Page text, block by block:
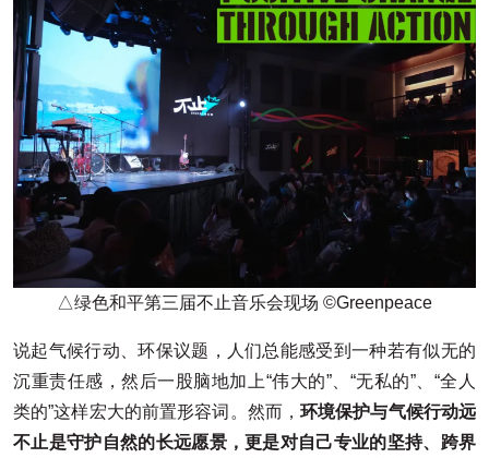
△绿色和平第三届不止音乐会现场 ©Greenpeace
说起气候行动、环保议题，人们总能感受到一种若有似无的
沉重责任感，然后一股脑地加上“伟大的”、“无私的”、“全人
类的”这样宏大的前置形容词。然而， 环境保护与气候行动远
不止是守护自然的长远愿景，更是对自己专业的坚持、跨界